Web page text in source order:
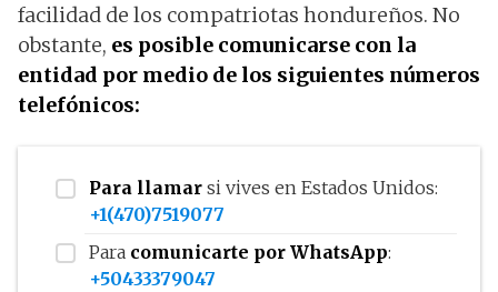
facilidad de los compatriotas hondureños. No
obstante, es posible comunicarse con la
entidad por medio de los siguientes números
telefónicos:
Para llamar si vives en Estados Unidos:
+1(470)7519077
Para comunicarte por WhatsApp:
+50433379047